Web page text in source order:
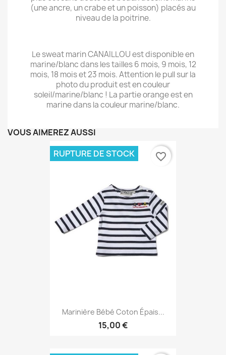
(une ancre, un crabe et un poisson) placés au
niveau de la poitrine.
Le sweat marin CANAILLOU est disponible en
marine/blanc dans les tailles 6 mois, 9 mois, 12
mois, 18 mois et 23 mois. Attention le pull sur la
photo du produit est en couleur
soleil/marine/blanc ! La partie orange est en
marine dans la couleur marine/blanc.
VOUS AIMEREZ AUSSI
Marinière Bébé Coton Épais...
15,00 €
RUPTURE DE STOCK favorite_border